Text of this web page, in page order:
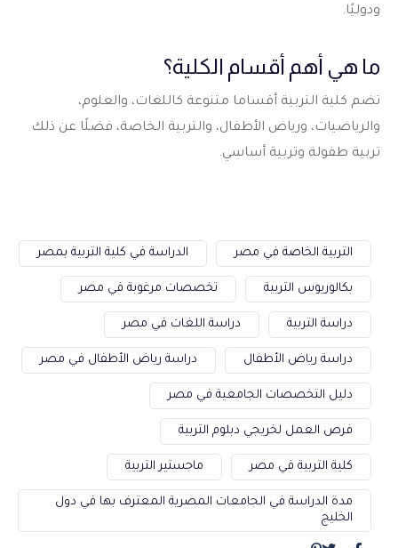
ودوليًا.
ما هي أهم أقسام الكلية؟
تضم كلية التربية أقساما متنوعة كاللغات، والعلوم،
والرياضيات، ورياض الأطفال، والتربية الخاصة، فضلًا عن ذلك
تربية طفولة وتربية أساسي.
التربية الخاصة في مصر الدراسة في كلية التربية بمصر
بكالوريوس التربية تخصصات مرغوبة في مصر
دراسة التربية دراسة اللغات في مصر
دراسة رياض الأطفال دراسة رياض الأطفال في مصر
دليل التخصصات الجامعية في مصر
فرص العمل لخريجي دبلوم التربية
كلية التربية في مصر ماجستير التربية
مدة الدراسة في الجامعات المصرية المعترف بها في دول
الخليج